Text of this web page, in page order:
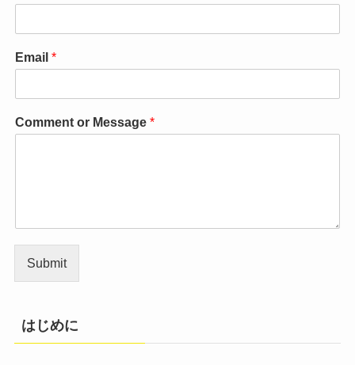
Email *
Comment or Message *
Submit
はじめに